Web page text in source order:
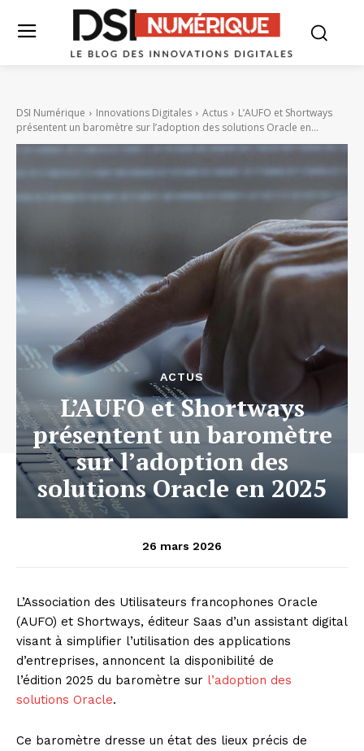
DSI Numérique Innovations Digitales Actus
L’AUFO et Shortways
présentent un baromètre sur l’adoption des solutions Oracle en...
ACTUS
L’AUFO et Shortways
présentent un baromètre
sur l’adoption des
solutions Oracle en 2025
26 mars 2026
L’Association des Utilisateurs francophones Oracle
(AUFO) et Shortways, éditeur Saas d’un assistant digital
visant à simplifier l’utilisation des applications
d’entreprises, annoncent la disponibilité de
l’édition 2025 du baromètre sur l’adoption des
solutions Oracle.
Ce baromètre dresse un état des lieux précis de